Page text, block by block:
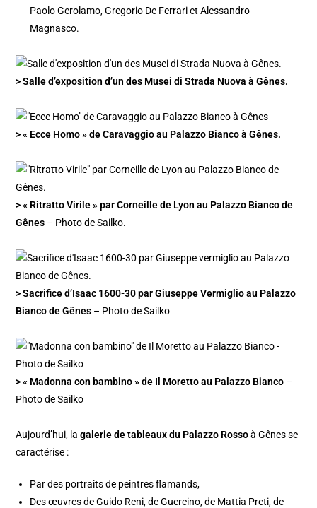
Paolo Gerolamo, Gregorio De Ferrari et Alessandro
Magnasco.
> Salle d’exposition d’un des Musei di Strada Nuova à Gênes.
> « Ecce Homo » de Caravaggio au Palazzo Bianco à Gênes.
> « Ritratto Virile » par Corneille de Lyon au Palazzo Bianco de
Gênes – Photo de Sailko.
> Sacrifice d’Isaac 1600-30 par Giuseppe Vermiglio au Palazzo
Bianco de Gênes – Photo de Sailko
> « Madonna con bambino » de Il Moretto au Palazzo Bianco –
Photo de Sailko
Aujourd’hui, lagalerie de tableaux du Palazzo Rossoà Gênes se
caractérise :
Par des portraits de peintres flamands,
Des œuvres de Guido Reni, de Guercino, de Mattia Preti, de